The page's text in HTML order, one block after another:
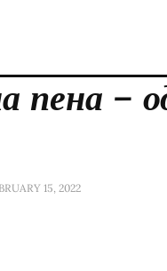
пена –
15, 2022